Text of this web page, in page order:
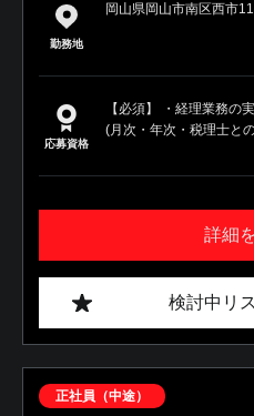
勤務地
岡山県岡山市南区西市
応募資格
【必須】 ・経理業務の
(月次・年次・税理士と
詳細
検討中リ
正社員（中途）